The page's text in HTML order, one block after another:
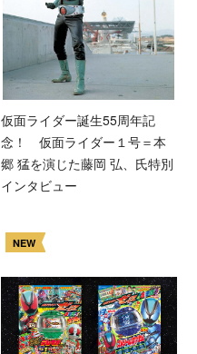
仮面ライダー誕生55周年記
念！ 仮面ライダー１号＝本
郷 猛を演じた藤岡 弘、氏特別
インタビュー
NEW